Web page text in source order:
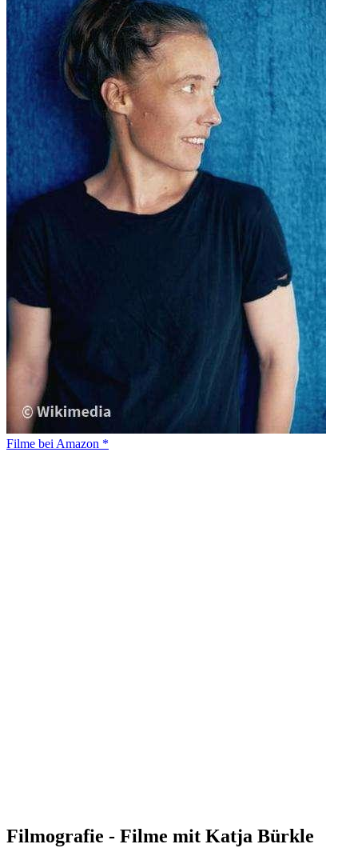
Filme bei Amazon *
Filmografie - Filme mit Katja Bürkle